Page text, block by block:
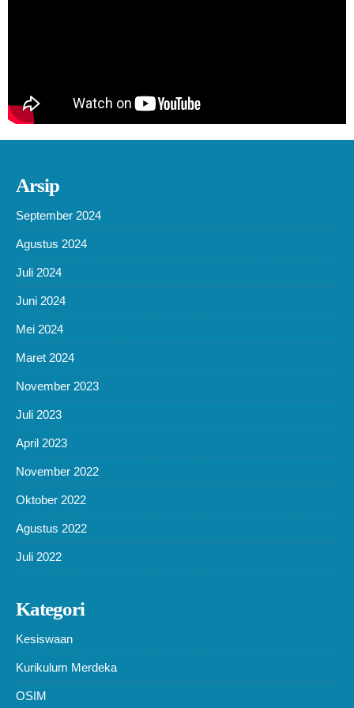
Arsip
September 2024
Agustus 2024
Juli 2024
Juni 2024
Mei 2024
Maret 2024
November 2023
Juli 2023
April 2023
November 2022
Oktober 2022
Agustus 2022
Juli 2022
Kategori
Kesiswaan
Kurikulum Merdeka
OSIM